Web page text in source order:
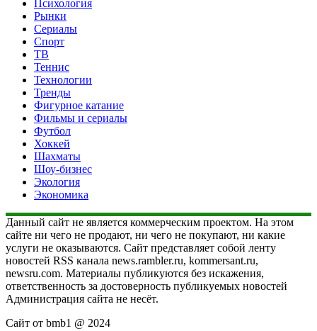
Психология
Рынки
Сериалы
Спорт
ТВ
Теннис
Технологии
Тренды
Фигурное катание
Фильмы и сериалы
Футбол
Хоккей
Шахматы
Шоу-бизнес
Экология
Экономика
Данный сайт не является коммерческим проектом. На этом
сайте ни чего не продают, ни чего не покупают, ни какие
услуги не оказываются. Сайт представляет собой ленту
новостей RSS канала news.rambler.ru, kommersant.ru,
newsru.com. Материалы публикуются без искажения,
ответственность за достоверность публикуемых новостей
Администрация сайта не несёт.
Сайт от bmb1 @ 2024